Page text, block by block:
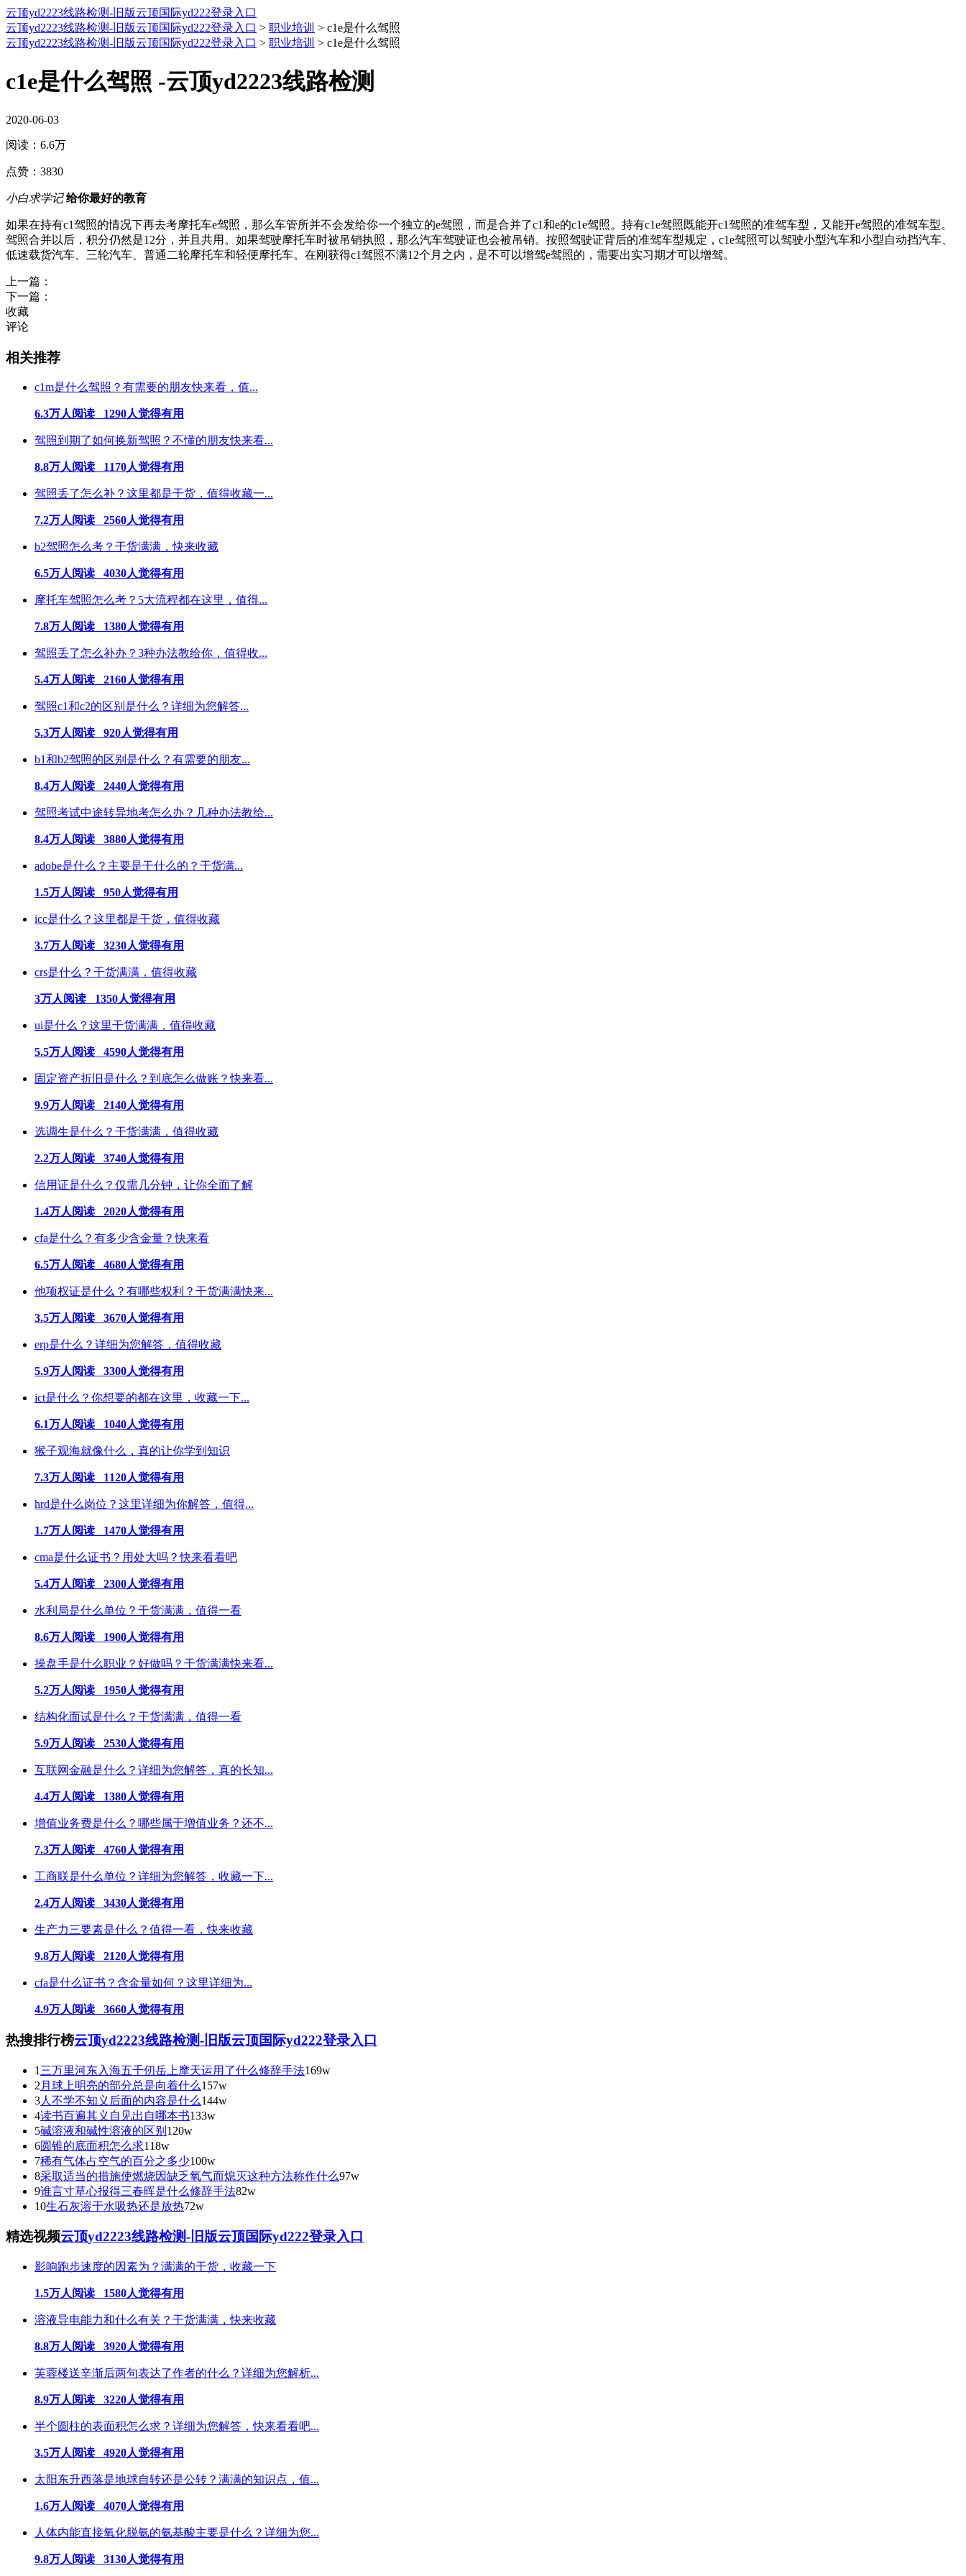
云顶yd2223线路检测-旧版云顶国际yd222登录入口
云顶yd2223线路检测-旧版云顶国际yd222登录入口 > 职业培训 > c1e是什么驾照
云顶yd2223线路检测-旧版云顶国际yd222登录入口 > 职业培训 > c1e是什么驾照
c1e是什么驾照 -云顶yd2223线路检测
2020-06-03
阅读： 6.6万
点赞： 3830
小白求学记 给你最好的教育
如果在持有c1驾照的情况下再去考摩托车e驾照，那么车管所并不会发给你一个独立的e驾照，而是合并了c1和e的c1e驾照。持有c1e驾照既能开c1驾照的准驾车型，又能开e驾照的准驾车型。
驾照合并以后，积分仍然是12分，并且共用。如果驾驶摩托车时被吊销执照，那么汽车驾驶证也会被吊销。按照驾驶证背后的准驾车型规定，c1e驾照可以驾驶小型汽车和小型自动挡汽车、
低速载货汽车、三轮汽车、普通二轮摩托车和轻便摩托车。在刚获得c1驾照不满12个月之内，是不可以增驾e驾照的，需要出实习期才可以增驾。
上一篇：
下一篇：
收藏
评论
相关推荐
c1m是什么驾照？有需要的朋友快来看，值...
6.3万人阅读 1290人觉得有用
驾照到期了如何换新驾照？不懂的朋友快来看...
8.8万人阅读 1170人觉得有用
驾照丢了怎么补？这里都是干货，值得收藏一...
7.2万人阅读 2560人觉得有用
b2驾照怎么考？干货满满，快来收藏
6.5万人阅读 4030人觉得有用
摩托车驾照怎么考？5大流程都在这里，值得...
7.8万人阅读 1380人觉得有用
驾照丢了怎么补办？3种办法教给你，值得收...
5.4万人阅读 2160人觉得有用
驾照c1和c2的区别是什么？详细为您解答...
5.3万人阅读 920人觉得有用
b1和b2驾照的区别是什么？有需要的朋友...
8.4万人阅读 2440人觉得有用
驾照考试中途转异地考怎么办？几种办法教给...
8.4万人阅读 3880人觉得有用
adobe是什么？主要是干什么的？干货满...
1.5万人阅读 950人觉得有用
icc是什么？这里都是干货，值得收藏
3.7万人阅读 3230人觉得有用
crs是什么？干货满满，值得收藏
3万人阅读 1350人觉得有用
ui是什么？这里干货满满，值得收藏
5.5万人阅读 4590人觉得有用
固定资产折旧是什么？到底怎么做账？快来看...
9.9万人阅读 2140人觉得有用
选调生是什么？干货满满，值得收藏
2.2万人阅读 3740人觉得有用
信用证是什么？仅需几分钟，让你全面了解
1.4万人阅读 2020人觉得有用
cfa是什么？有多少含金量？快来看
6.5万人阅读 4680人觉得有用
他项权证是什么？有哪些权利？干货满满快来...
3.5万人阅读 3670人觉得有用
erp是什么？详细为您解答，值得收藏
5.9万人阅读 3300人觉得有用
ict是什么？你想要的都在这里，收藏一下...
6.1万人阅读 1040人觉得有用
猴子观海就像什么，真的让你学到知识
7.3万人阅读 1120人觉得有用
hrd是什么岗位？这里详细为你解答，值得...
1.7万人阅读 1470人觉得有用
cma是什么证书？用处大吗？快来看看吧
5.4万人阅读 2300人觉得有用
水利局是什么单位？干货满满，值得一看
8.6万人阅读 1900人觉得有用
操盘手是什么职业？好做吗？干货满满快来看...
5.2万人阅读 1950人觉得有用
结构化面试是什么？干货满满，值得一看
5.9万人阅读 2530人觉得有用
互联网金融是什么？详细为您解答，真的长知...
4.4万人阅读 1380人觉得有用
增值业务费是什么？哪些属于增值业务？还不...
7.3万人阅读 4760人觉得有用
工商联是什么单位？详细为您解答，收藏一下...
2.4万人阅读 3430人觉得有用
生产力三要素是什么？值得一看，快来收藏
9.8万人阅读 2120人觉得有用
cfa是什么证书？含金量如何？这里详细为...
4.9万人阅读 3660人觉得有用
热搜排行榜云顶yd2223线路检测-旧版云顶国际yd222登录入口
1 三万里河东入海五千仞岳上摩天运用了什么修辞手法169w
2 月球上明亮的部分总是向着什么157w
3人不学不知义后面的内容是什么144w
4读书百遍其义自见出自哪本书133w
5碱溶液和碱性溶液的区别 120w
6圆锥的底面积怎么求118w
7稀有气体占空气的百分之多少100w
8采取适当的措施使燃烧因缺乏氧气而熄灭这种方法称作什么97w
9谁言寸草心报得三春晖是什么修辞手法82w
10生石灰溶于水吸热还是放热72w
精选视频云顶yd2223线路检测-旧版云顶国际yd222登录入口
影响跑步速度的因素为？满满的干货，收藏一下
1.5万人阅读 1580人觉得有用
溶液导电能力和什么有关？干货满满，快来收藏
8.8万人阅读 3920人觉得有用
芙蓉楼送辛渐后两句表达了作者的什么？详细为您解析...
8.9万人阅读 3220人觉得有用
半个圆柱的表面积怎么求？详细为您解答，快来看看吧...
3.5万人阅读 4920人觉得有用
太阳东升西落是地球自转还是公转？满满的知识点，值...
1.6万人阅读 4070人觉得有用
人体内能直接氧化脱氨的氨基酸主要是什么？详细为您...
9.8万人阅读 3130人觉得有用